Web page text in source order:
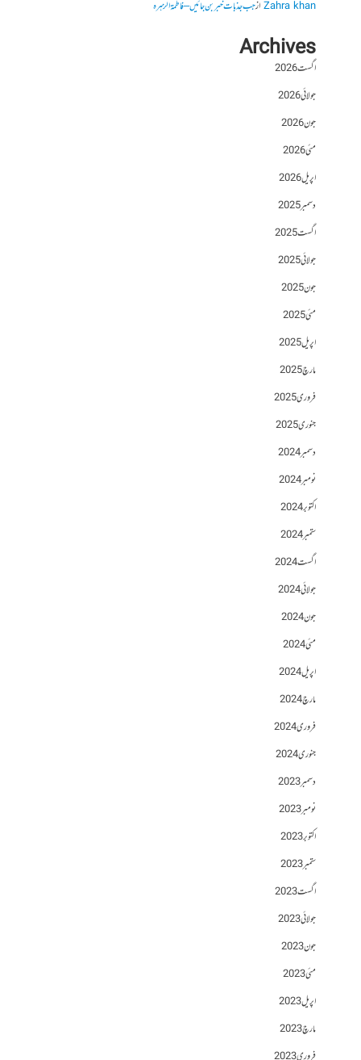
Zahra khanازجب جذبات خبر بن جائیں – فاطمۃالزہرہ
Archives
اگست 2026
جولائی 2026
جون 2026
مئی 2026
اپریل 2026
دسمبر 2025
اگست 2025
جولائی 2025
جون 2025
مئی 2025
اپریل 2025
مارچ 2025
فروری 2025
جنوری 2025
دسمبر 2024
نومبر 2024
اکتوبر 2024
ستمبر 2024
اگست 2024
جولائی 2024
جون 2024
مئی 2024
اپریل 2024
مارچ 2024
فروری 2024
جنوری 2024
دسمبر 2023
نومبر 2023
اکتوبر 2023
ستمبر 2023
اگست 2023
جولائی 2023
جون 2023
مئی 2023
اپریل 2023
مارچ 2023